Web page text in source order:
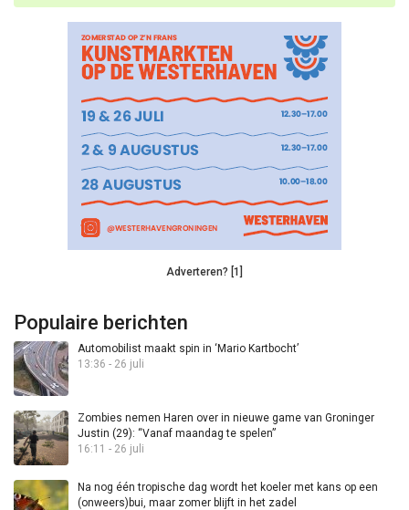
Adverteren? [1]
Populaire berichten
Automobilist maakt spin in ‘Mario Kartbocht’
13:36 - 26 juli
Zombies nemen Haren over in nieuwe game van Groninger
Justin (29): “Vanaf maandag te spelen”
16:11 - 26 juli
Na nog één tropische dag wordt het koeler met kans op een
(onweers)bui, maar zomer blijft in het zadel